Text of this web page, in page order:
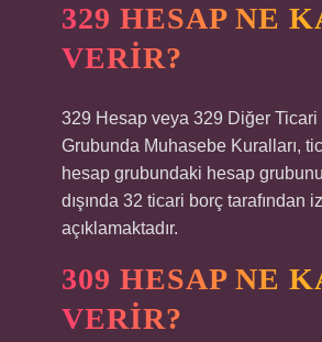
329 HESAP NE
VERIR?
329 Hesap veya 329 Diğer Ticari
Grubunda Muhasebe Kuralları,
hesap grubundaki hesap
dışında 32 ticari borç tarafından
açıklamaktadır.
309 HESAP NE
VERIR?